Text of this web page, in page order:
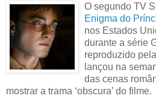
O segundo TV
Enigma do
nos Estados
durante a série
reproduzido
lançou na
das cenas
mostrar a trama ‘obscura’ do filme.